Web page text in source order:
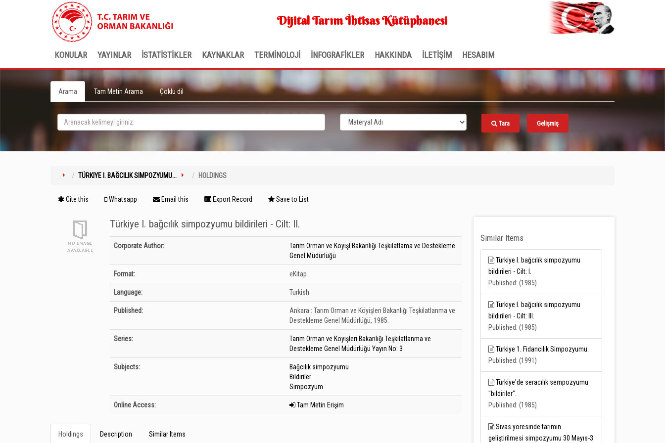
Dijital Tarım İhtisas Kütüphanesi
KONULAR YAYINLAR İSTATİSTİKLER KAYNAKLAR TERMİNOLOJİ İNFOGRAFİKLER HAKKINDA İLETİŞİM HESABIM
Arama Tam Metin Arama Çoklu dil
Tara Gelişmiş
TÜRKIYE I. BAĞCILIK SIMPOZYUMU... HOLDINGS
Cite this Whatsapp Email this Export Record Save to List
Türkiye I. bağcılık simpozyumu bildirileri - Cilt: II.
Bibliographic Details
Corporate Author:
Tarım Orman ve Köyişl.Bakanlığı Teşkilatlama ve Destekleme
Genel Müdürlüğü
Format: eKitap
Language: Turkish
Published: Ankara : Tarım Orman ve Köyişleri Bakanlığı Teşkilatlanma ve
Destekleme Genel Müdürlüğü, 1985.
Series:
Tarım Orman ve Köyişleri Bakanlığı Teşkilatlanma ve
Destekleme Genel Müdürlüğü Yayın No: 3
Subjects:
Bağcılık simpozyumu
Bildiriler
Simpozyum
Online Access: Tam Metin Erişim
Holdings Description Similar Items
Similar Items
Türkiye I. bağcılık simpozyumu
bildirileri - Cilt: I.
Published: (1985)
Türkiye I. bağcılık simpozyumu
bildirileri - Cilt: III.
Published: (1985)
Türkiye 1. Fidancılık Simpozyumu.
Published: (1991)
Türkiye'de seracılık sempozyumu
"bildiriler".
Published: (1985)
Sivas yöresinde tarımın
geliştirilmesi simpozyumu 30 Mayıs-3